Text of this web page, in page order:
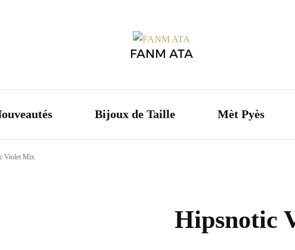
FANM ATA
Bijoux de Taille Mèt Pyès
Violet Mix
Hipsnotic